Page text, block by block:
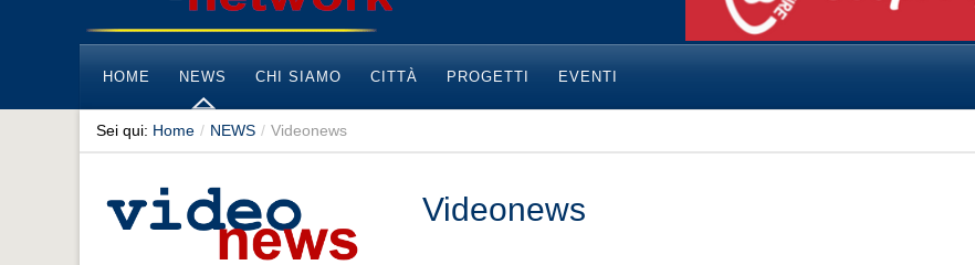
HOME NEWS CHI SIAMO CITTÀ PROGETTI EVENTI
Sei qui: Home / NEWS / Videonews
Videonews